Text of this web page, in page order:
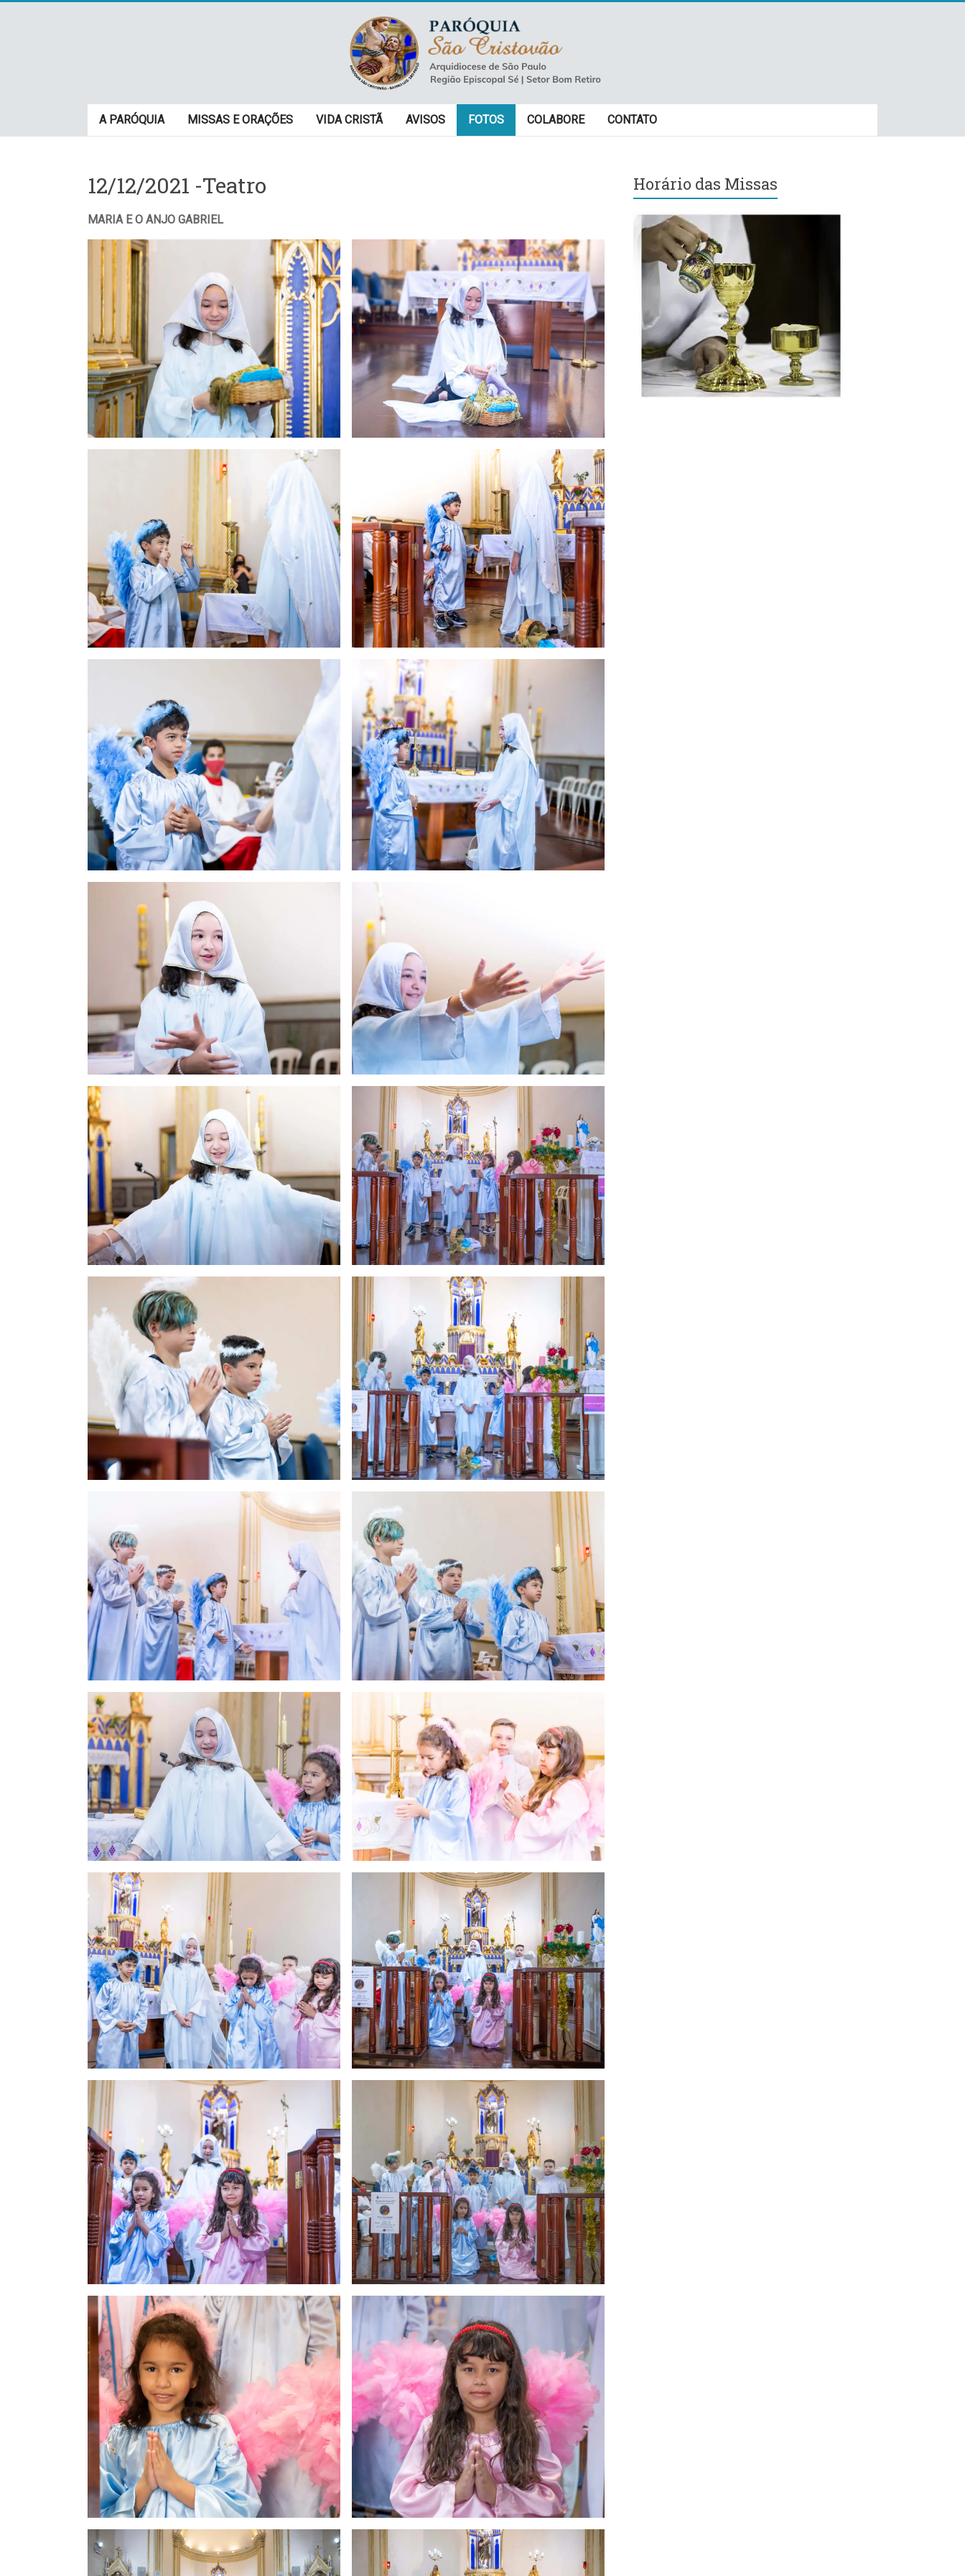
Paróquia
São
–
Luz
Arquidiocese
São
Paulo
Região
Episcopal
Sé
–
Setor
Bom
Retiro
A PARÓQUIA MISSAS E ORAÇÕES VIDA CRISTÃ AVISOS FOTOS COLABORE CONTATO
12/12/2021 -Teatro
MARIA E O ANJO GABRIEL
Horário das Missas